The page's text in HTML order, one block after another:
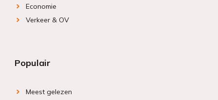
Economie
Verkeer & OV
Populair
Meest gelezen